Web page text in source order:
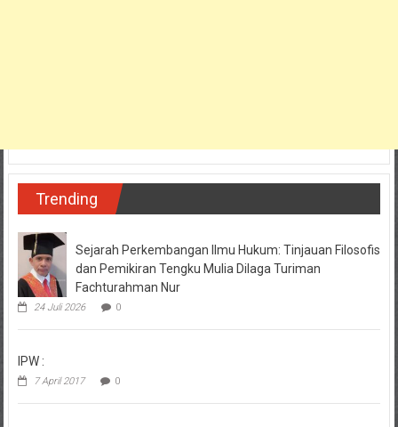
Trending
Sejarah Perkembangan Ilmu Hukum: Tinjauan Filosofis
dan Pemikiran Tengku Mulia Dilaga Turiman
Fachturahman Nur
24 Juli 2026 0
IPW :
7 April 2017 0